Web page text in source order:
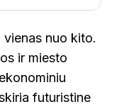
vienas nuo kito.
ir miesto
futuristine